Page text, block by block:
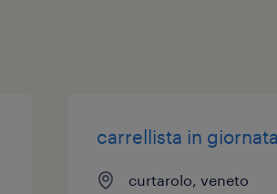
carrellista in
curtarolo, veneto